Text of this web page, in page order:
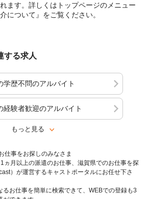
ます。詳しくはトップページのメニュー
について』をご覧ください。
する求人
学歴不問のアルバイト
経験者歓迎のアルバイト
もっと見る
仕事をお探しのみなさま
ヵ月以上の派遣のお仕事、滋賀県でのお仕事を探
）が運営するキャストポータルにお任せ下さ
るお仕事を簡単に検索できて、WEBでの登録も3